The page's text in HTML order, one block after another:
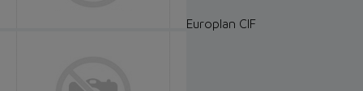
Europlan CIF